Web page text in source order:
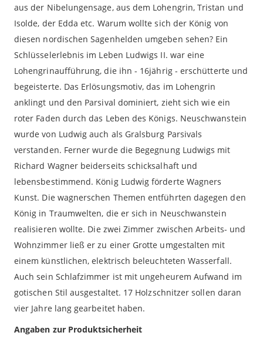
aus der Nibelungensage, aus dem Lohengrin, Tristan und
Isolde, der Edda etc. Warum wollte sich der König von
diesen nordischen Sagenhelden umgeben sehen? Ein
Schlüsselerlebnis im Leben Ludwigs II. war eine
Lohengrinaufführung, die ihn - 16jährig - erschütterte und
begeisterte. Das Erlösungsmotiv, das im Lohengrin
anklingt und den Parsival dominiert, zieht sich wie ein
roter Faden durch das Leben des Königs. Neuschwanstein
wurde von Ludwig auch als Gralsburg Parsivals
verstanden. Ferner wurde die Begegnung Ludwigs mit
Richard Wagner beiderseits schicksalhaft und
lebensbestimmend. König Ludwig förderte Wagners
Kunst. Die wagnerschen Themen entführten dagegen den
König in Traumwelten, die er sich in Neuschwanstein
realisieren wollte. Die zwei Zimmer zwischen Arbeits- und
Wohnzimmer ließ er zu einer Grotte umgestalten mit
einem künstlichen, elektrisch beleuchteten Wasserfall.
Auch sein Schlafzimmer ist mit ungeheurem Aufwand im
gotischen Stil ausgestaltet. 17 Holzschnitzer sollen daran
vier Jahre lang gearbeitet haben.
Angaben zur Produktsicherheit